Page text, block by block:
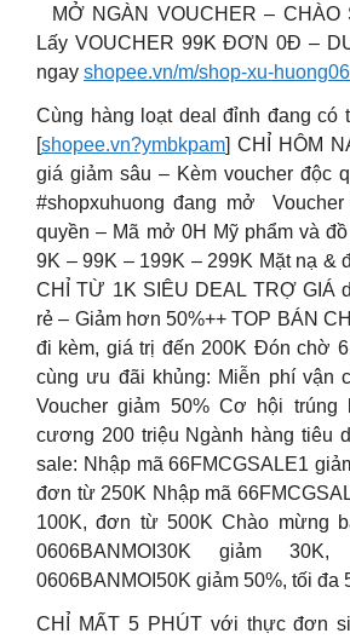
MỞ NGÀN VOUCHER – CHÀO
Lấy VOUCHER 99K ĐƠN 0Đ –
ngay shopee.vn/m/shop-xu-
Cùng hàng loạt deal đỉnh đang có
[shopee.vn?ymbkpam] CHỈ HÔM
giá giảm sâu – Kèm voucher độc
#shopxuhuong đang mở
quyền – Mã mở 0H Mỹ phẩm và
9K – 99K – 199K – 299K Mặt nạ &
CHỈ TỪ 1K SIÊU DEAL TRỢ GIÁ
rẻ – Giảm hơn 50%++ TOP BÁN
đi kèm, giá trị đến 200K Đón chờ
cùng ưu đãi khủng: Miễn phí vận
Voucher giảm 50% Cơ hội trúng
cương 200 triệu Ngành hàng tiêu
sale: Nhập mã 66FMCGSALE1
đơn từ 250K Nhập mã
100K, đơn từ 500K Chào mừng
0606BANMOI30K giảm
0606BANMOI50K giảm 50%, tối đa
CHỈ MẤT 5 PHÚT với thực đơn